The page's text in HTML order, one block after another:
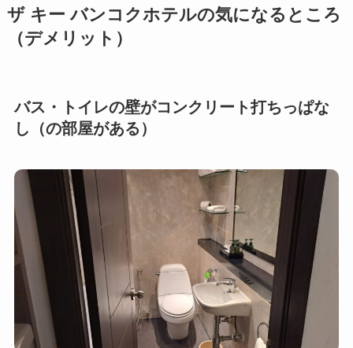
ザ キー バンコクホテルの気になるところ
（デメリット）
バス・トイレの壁がコンクリート打ちっぱな
し（の部屋がある）